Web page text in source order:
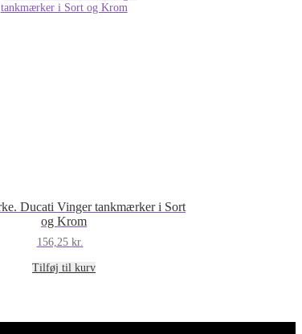
Ducati Vinger tankmærker i Sort
og Krom
156,25 kr.
Tilføj til kurv